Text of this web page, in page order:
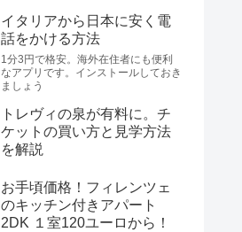
イタリアから日本に安く電
話をかける方法
1分3円で格安。海外在住者にも便利
なアプリです。インストールしておき
ましょう
トレヴィの泉が有料に。チ
ケットの買い方と見学方法
を解説
お手頃価格！フィレンツェ
のキッチン付きアパート
2DK １室120ユーロから！